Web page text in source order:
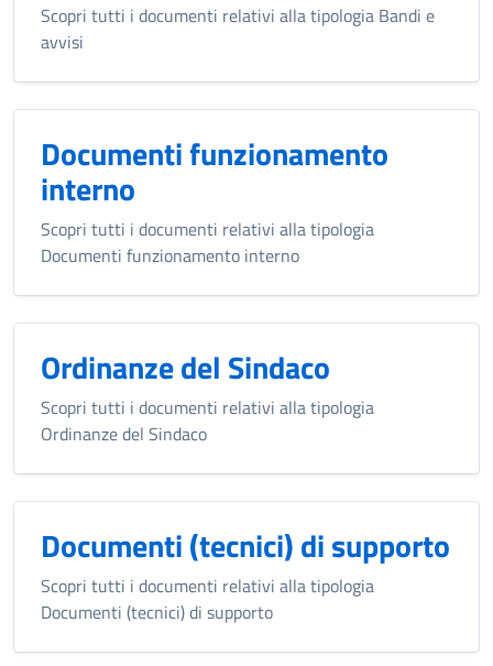
Scopri tutti i documenti relativi alla tipologia Bandi e
avvisi
Documenti funzionamento
interno
Scopri tutti i documenti relativi alla tipologia
Documenti funzionamento interno
Ordinanze del Sindaco
Scopri tutti i documenti relativi alla tipologia
Ordinanze del Sindaco
Documenti (tecnici) di supporto
Scopri tutti i documenti relativi alla tipologia
Documenti (tecnici) di supporto